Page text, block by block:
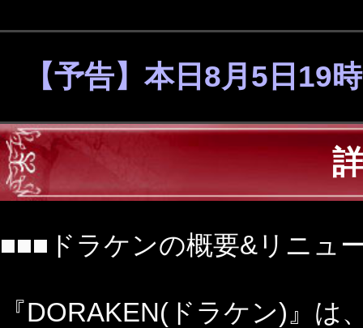
【予告】本日8月5日19
■■■ドラケンの概要&リニュ
『DORAKEN(ドラケン)』